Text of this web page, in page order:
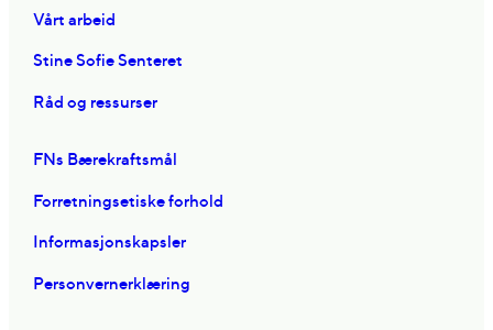
Vårt arbeid
Stine Sofie Senteret
Råd og ressurser
FNs Bærekraftsmål
Forretningsetiske forhold
Informasjonskapsler
Personvernerklæring